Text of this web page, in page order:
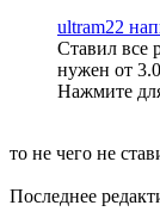
ultram22
Ставил все
нужен от
Нажмите
то не чего не
Последнее